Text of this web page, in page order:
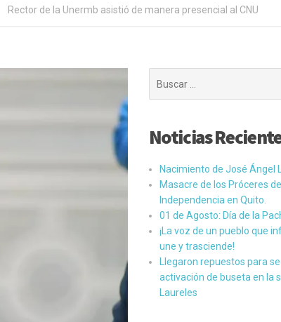
Rector de la Unermb asistió de manera presencial al CNU
Noticias
Nacimiento de José Ángel
Masacre de los Próceres
Independencia en Quito.
01 de Agosto: Día de la
¡La voz de un pueblo que
une y trasciende!
Llegaron repuestos para
activación de buseta en la
Laureles